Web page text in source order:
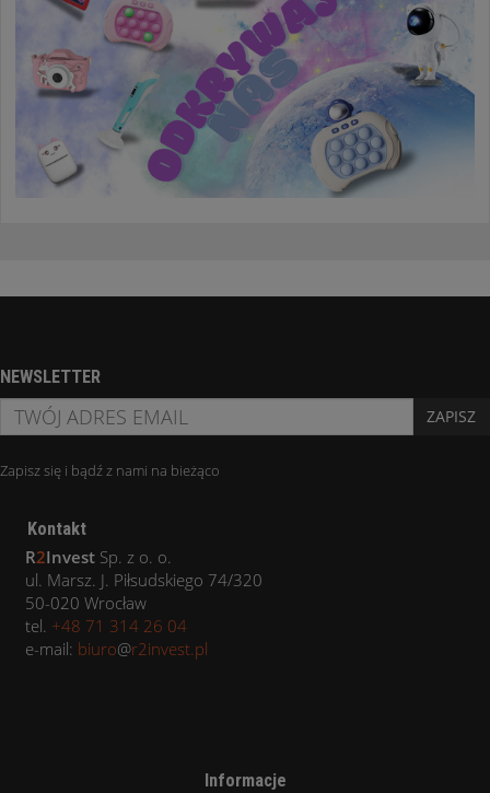
NEWSLETTER
ZAPISZ
Zapisz się i bądź z nami na bieżąco
Kontakt
R2Invest Sp. z o. o.
ul. Marsz. J. Piłsudskiego 74/320
50-020 Wrocław
tel. +48 71 314 26 04
e-mail: biuro@r2invest.pl
Informacje